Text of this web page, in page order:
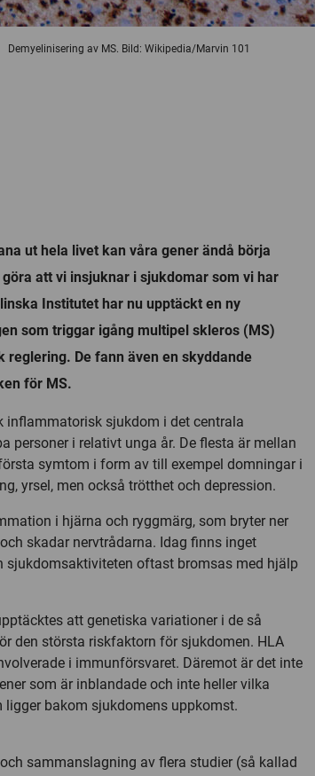
Demyelinisering av MS. Bild: Wikipedia/Marvin 101
ut hela livet kan våra gener ändå börja
att vi insjuknar i sjukdomar som vi har
Institutet har nu upptäckt en ny
som triggar igång multipel skleros (MS)
reglering. De fann även en skyddande
för MS.
inflammatorisk sjukdom i det centrala
personer i relativt unga år. De flesta är mellan
symtom i form av till exempel domningar i
yrsel, men också trötthet och depression.
i hjärna och ryggmärg, som bryter ner
skadar nervtrådarna. Idag finns inget
sjukdomsaktiviteten oftast bromsas med hjälp
att genetiska variationer i de så
den största riskfaktorn för sjukdomen. HLA
i immunförsvaret. Däremot är det inte
som är inblandade och inte heller vilka
bakom sjukdomens uppkomst.
sammanslagning av flera studier (så kallad